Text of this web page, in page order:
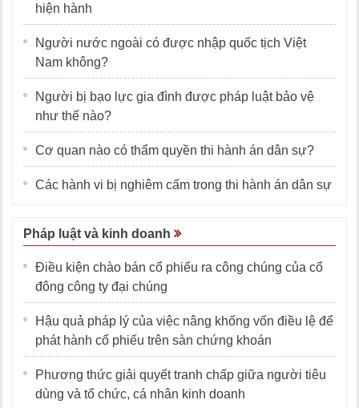
hiện hành
Người nước ngoài có được nhập quốc tịch Việt
Nam không?
Người bị bạo lực gia đình được pháp luật bảo vệ
như thế nào?
Cơ quan nào có thẩm quyền thi hành án dân sự?
Các hành vi bị nghiêm cấm trong thi hành án dân sự
Pháp luật và kinh doanh
Điều kiện chào bán cổ phiếu ra công chúng của cổ
đông công ty đại chúng
Hậu quả pháp lý của việc nâng khống vốn điều lệ để
phát hành cổ phiếu trên sàn chứng khoán
Phương thức giải quyết tranh chấp giữa người tiêu
dùng và tổ chức, cá nhân kinh doanh